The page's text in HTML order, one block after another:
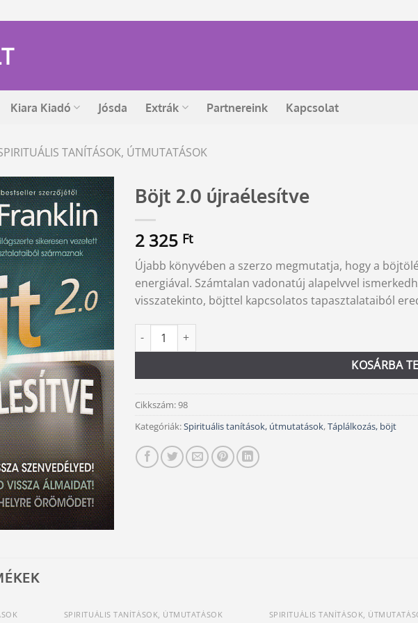
Kiara Kiadó Jósda Extrák Partnereink Kapcsolat
TANÍTÁSOK, ÚTMUTATÁSOK
Böjt 2.0 újraélesítve
2 325 Ft
Újabb könyvében a szerzo megmutatja, hogy a
energiával. Számtalan vadonatúj alapelvvel
visszatekinto, böjttel kapcsolatos tapasztalataiból
Böjt 2.0 újraélesítve mennyiség
KOSÁRBA
Alternative:
Cikkszám:98
Kategóriák:Spirituális tanítások, útmutatások,Táplálkozás, böjt
SPIRITUÁLIS TANÍTÁSOK, ÚTMUTATÁSOK SPIRITUÁLIS TANÍTÁSOK,